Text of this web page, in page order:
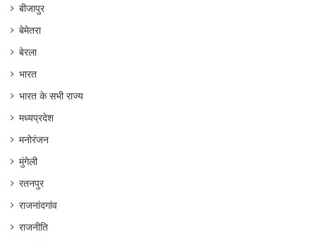
बीजापुर
बेमेतरा
बेरला
भारत
भारत के सभी राज्य
मध्यप्रदेश
मनोरंजन
मुंगेली
रतनपुर
राजनांदगांव
राजनीति